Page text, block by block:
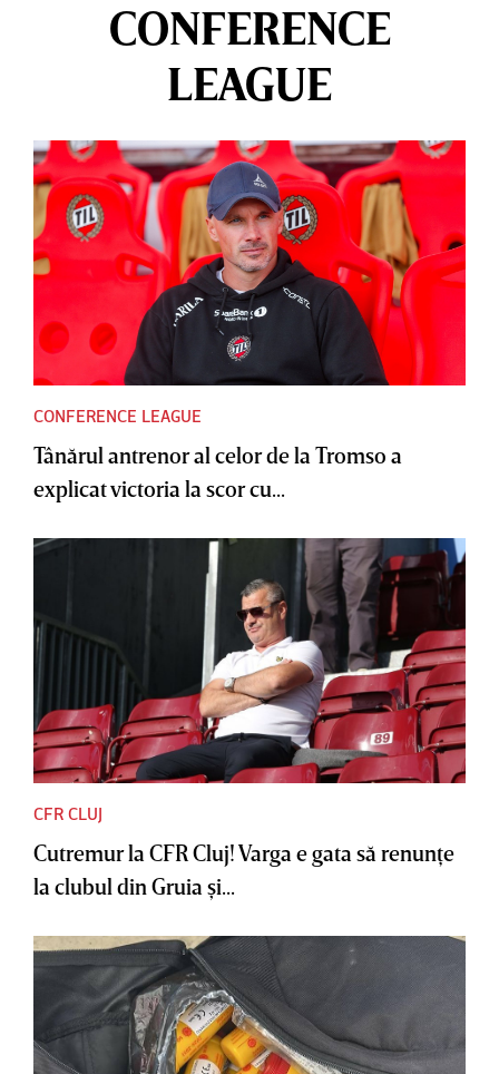
CONFERENCE
LEAGUE
CONFERENCE LEAGUE
Tânărul antrenor al celor de la Tromso a
explicat victoria la scor cu...
CFR CLUJ
Cutremur la CFR Cluj! Varga e gata să renunţe
la clubul din Gruia şi...